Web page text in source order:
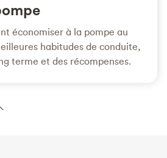
économiser à la pompe au
habitudes de conduite,
terme et des récompenses.